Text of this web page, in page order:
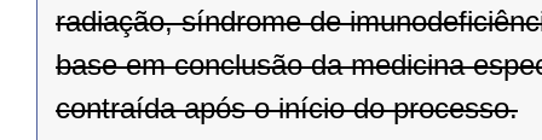
radiação, síndrome de
base em conclusão da medicina
contraída após o início do processo.